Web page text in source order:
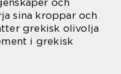
och
sina kroppar och
grekisk olivolja
i grekisk